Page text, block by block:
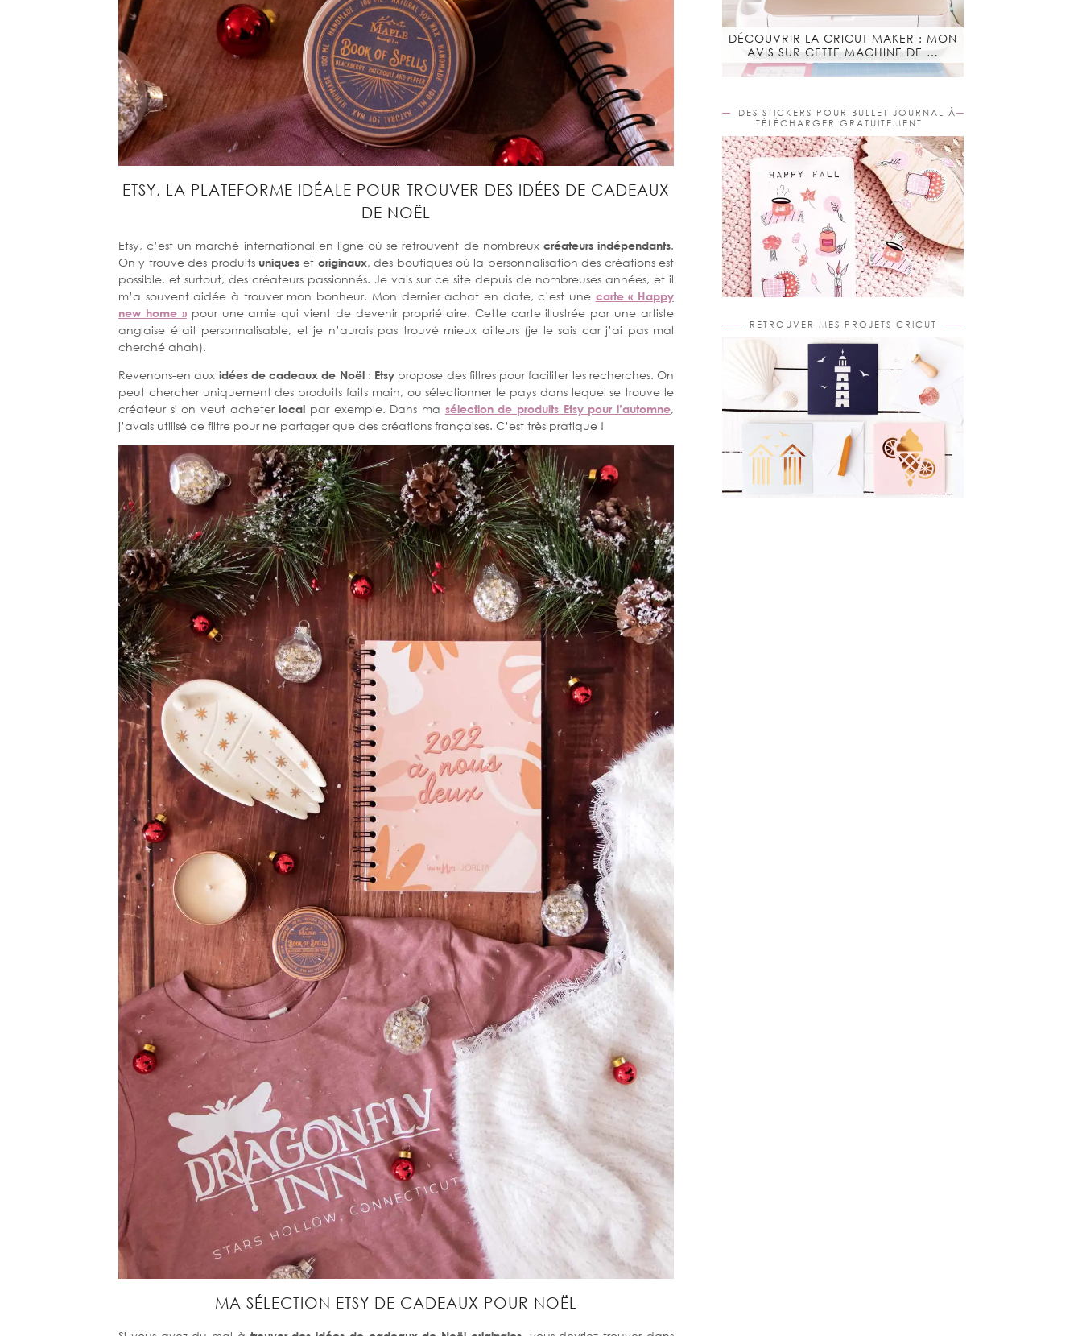
ETSY, LA PLATEFORME IDÉALE POUR TROUVER DES IDÉES DE CADEAUX
DE NOËL
Etsy, c’est un marché international en ligne où se retrouvent de nombreux créateurs indépendants.
On y trouve des produits uniques et originaux, des boutiques où la personnalisation des créations est
possible, et surtout, des créateurs passionnés. Je vais sur ce site depuis de nombreuses années, et il
m’a souvent aidée à trouver mon bonheur. Mon dernier achat en date, c’est une carte « Happy
new home »pour une amie qui vient de devenir propriétaire. Cette carte illustrée par une artiste
anglaise était personnalisable, et je n’aurais pas trouvé mieux ailleurs (je le sais car j’ai pas mal
cherché ahah).
Revenons-en aux idées de cadeaux de Noël: Etsy propose des filtres pour faciliter les recherches. On
peut chercher uniquement des produits faits main, ou sélectionner le pays dans lequel se trouve le
créateur si on veut acheterlocal par exemple. Dans ma sélection de produits Etsy pour l’automne,
j’avais utilisé ce filtre pour ne partager que des créations françaises. C’est très pratique !
MA SÉLECTION ETSY DE CADEAUX POUR NOËL
DÉCOUVRIR LA CRICUT MAKER : MON
AVIS SUR CETTE MACHINE DE …
DES STICKERS POUR BULLET JOURNAL À
TÉLÉCHARGER GRATUITEMENT
RETROUVER MES PROJETS CRICUT